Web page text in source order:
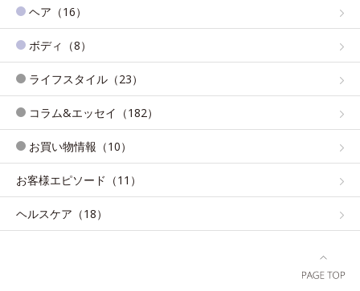
ヘア（16）
ボディ（8）
ライフスタイル（23）
コラム&エッセイ（182）
お買い物情報（10）
お客様エピソード（11）
ヘルスケア（18）